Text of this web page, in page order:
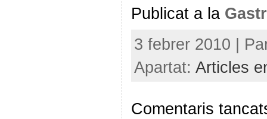
Publicat a la
3 febrer 2010 |
Apartat: Articles
Comentaris